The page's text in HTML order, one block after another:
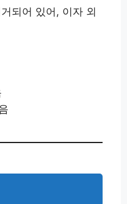
되어 있어, 이자 외